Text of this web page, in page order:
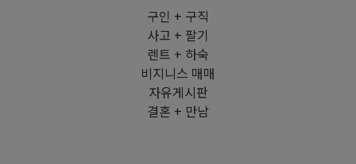
구인 + 구직
사고 + 팔기
렌트 + 하숙
비지니스 매매
자유게시판
결혼 + 만남